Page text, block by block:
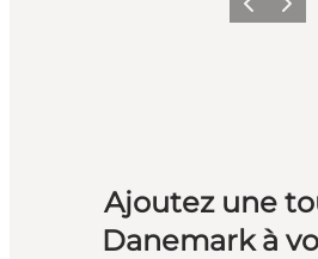
PrécédentSuivant
Ajoutez une
Danemark à